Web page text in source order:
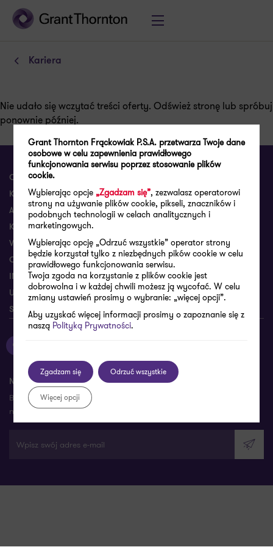
Kariera
Nie udało się wczytać treści oferty. Odśwież stronę lub spróbuj
ponownie później.
OFERTA
KARIERA
ARTYKUŁY
KONTAKT
WYDARZENIA
O NAS
INFORMACJE PRAWNE
USTAWIENIA COOKIES
SYGNALIŚCI (PURPLE LINE)
GT Harmony
Workflow
Portal pracowniczy (stary)
Zobacz profil Grant Thornton na Facebooku
NEWSLETTER
Bądź na bieżąco: Najważniejsze zmiany i ich omówienie co tydzień
na twojej skrzynce
Wyślij
Grant Thornton Frąckowiak P.S.A. przetwarza Twoje dane
osobowe w celu zapewnienia prawidłowego
funkcjonowania serwisu poprzez stosowanie plików
cookie.
Wybierając opcje„Zgadzam się”, zezwalasz operatorowi
strony na używanie plików cookie, pikseli, znaczników i
podobnych technologii w celach analitycznych i
marketingowych.
Wybierając opcję „Odrzuć wszystkie” operator strony
będzie korzystał tylko z niezbędnych pików cookie w celu
prawidłowego funkcjonowania serwisu.
Twoja zgoda na korzystanie z plików cookie jest
dobrowolna i w każdej chwili możesz ją wycofać. W celu
zmiany ustawień prosimy o wybranie: „więcej opcji”.
Aby uzyskać więcej informacji prosimy o zapoznanie się z
naszą Polityką Prywatności.
Zgadzam się Odrzuć wszystkie
Więcej opcji